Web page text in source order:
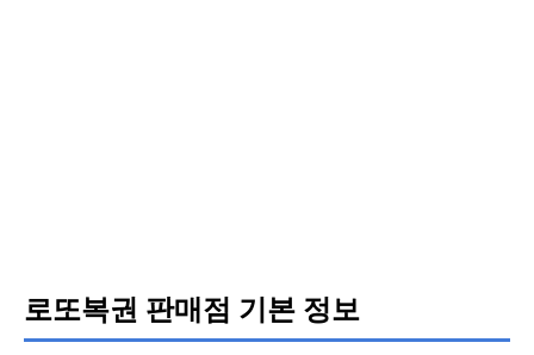
로또복권 판매점 기본 정보